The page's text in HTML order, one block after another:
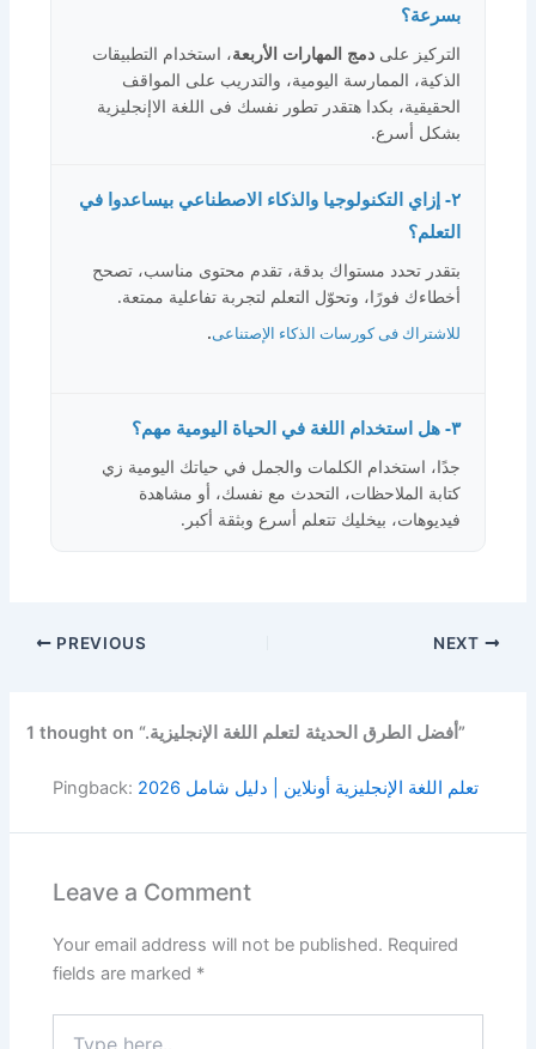
بسرعة؟
التركيز علىدمج المهارات الأربعة، استخدام التطبيقات
الذكية، الممارسة اليومية، والتدريب على المواقف
الحقيقية، بكدا هتقدر تطور نفسك فى اللغة الاإنجليزية
بشكل أسرع.
٢- إزاي التكنولوجيا والذكاء الاصطناعي بيساعدوا في
التعلم؟
بتقدر تحدد مستواك بدقة، تقدم محتوى مناسب، تصحح
أخطاءك فورًا، وتحوّل التعلم لتجربة تفاعلية ممتعة.
للاشتراك فى كورسات الذكاء الإصتناعى.
٣- هل استخدام اللغة في الحياة اليومية مهم؟
جدًا، استخدام الكلمات والجمل في حياتك اليومية زي
كتابة الملاحظات، التحدث مع نفسك، أو مشاهدة
فيديوهات، بيخليك تتعلم أسرع وبثقة أكبر.
PREVIOUS NEXT
1 thought on “.أفضل الطرق الحديثة لتعلم اللغة الإنجليزية”
Pingback: تعلم اللغة الإنجليزية أونلاين | دليل شامل 2026
Leave a Comment
Your email address will not be published. Required
fields are marked *